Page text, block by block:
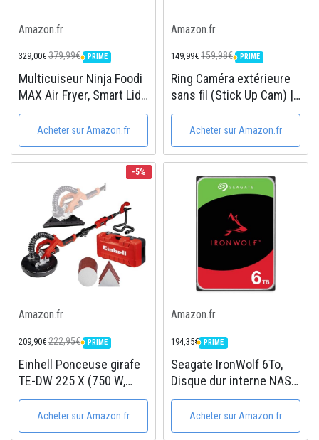
Amazon.fr
329,00€ 379,99€ PRIME
PRIME
Multicuiseur Ninja Foodi
MAX Air Fryer, Smart Lid,
14 fonctions de cuisson
en 1, 7.5L, Cuisson sous
pression, Friture à l'air,
Cuisson lente, Grill et
Acheter sur Amazon.fr
Amazon.fr
149,99€ 159,98€ PRIME
PRIME
Ring Caméra extérieure
sans fil (Stick Up Cam) |
Caméra de surveillance
extérieure wifi HD sur
batterie, audio
bidirectionnel,
fonctionne avec Alexa |
Acheter sur Amazon.fr
-5%
Amazon.fr
209,90€ 222,95€ PRIME
PRIME
Einhell Ponceuse girafe
TE-DW 225 X (750 W,
porte-balais à ressorts,
manche télescopique
165 cm maximum)
Acheter sur Amazon.fr
Amazon.fr
194,35€ PRIME
PRIME
Seagate IronWolf 6To,
Disque dur interne NAS
HDD, CMR 3,5" SATA
6Goit/s 7200 tr/min, 256
Mo de mémoire cache,
Acheter sur Amazon.fr